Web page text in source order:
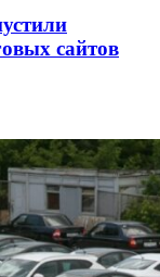
сайтов